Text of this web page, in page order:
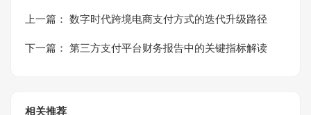
上一篇： 数字时代跨境电商支付方式的迭代升级路径
下一篇： 第三方支付平台财务报告中的关键指标解读
相关推荐